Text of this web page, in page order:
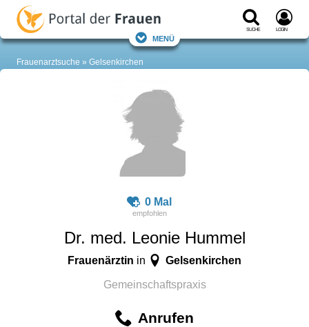
Suche Login
Menü
Frauenarztsuche Gelsenkirchen
0 Mal
Dr. med. Leonie Hummel
Frauenärztin in Gelsenkirchen
Gemeinschaftspraxis
Anrufen